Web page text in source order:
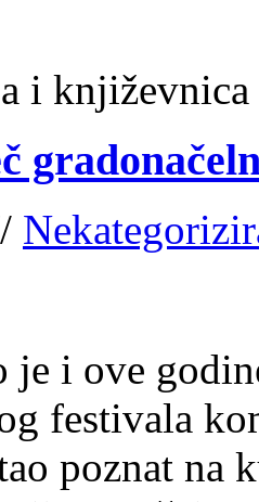
i književnica
je i ove
festivala
poznat